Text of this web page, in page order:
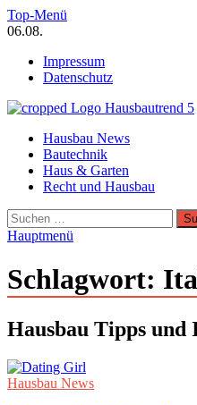
Zum
Inhalt
Top-Menü
06.08.
Impressum
Datenschutz
Hausbautrend Hausbau Trends
Hausbau, Modernisierung,
Hausbau News
Bautechnik
Haus & Garten
Recht und Hausbau
Suchen
nach:
Hauptmenü
Schlagwort:
Hausbau Tipps und
Hausbau News